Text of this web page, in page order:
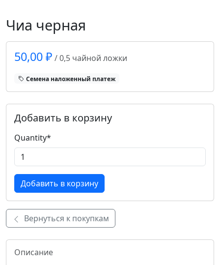
Чиа черная
50,00 ₽ / 0,5 чайной ложки
Cемена наложенный платеж
Добавить в корзину
Quantity*
Вернуться к покупкам
Описание